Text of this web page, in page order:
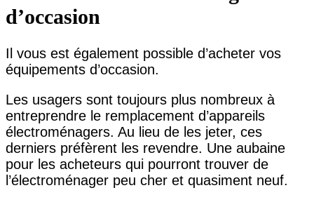
d’occasion
Il vous est également possible d’acheter vos
équipements d’occasion.
Les usagers sont toujours plus nombreux à
entreprendre le remplacement d’appareils
électroménagers. Au lieu de les jeter, ces
derniers préfèrent les revendre. Une aubaine
pour les acheteurs qui pourront trouver de
l’électroménager peu cher et quasiment neuf.